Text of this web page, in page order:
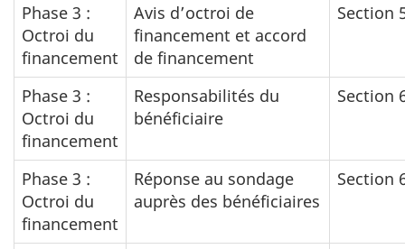
Phase 3 :
Octroi du
financement
Avis d’octroi de
financement et accord
de financement
Section
Phase 3 :
Octroi du
financement
Responsabilités du
bénéficiaire
Section
Phase 3 :
Octroi du
financement
Réponse au sondage
auprès des bénéficiaires
Section